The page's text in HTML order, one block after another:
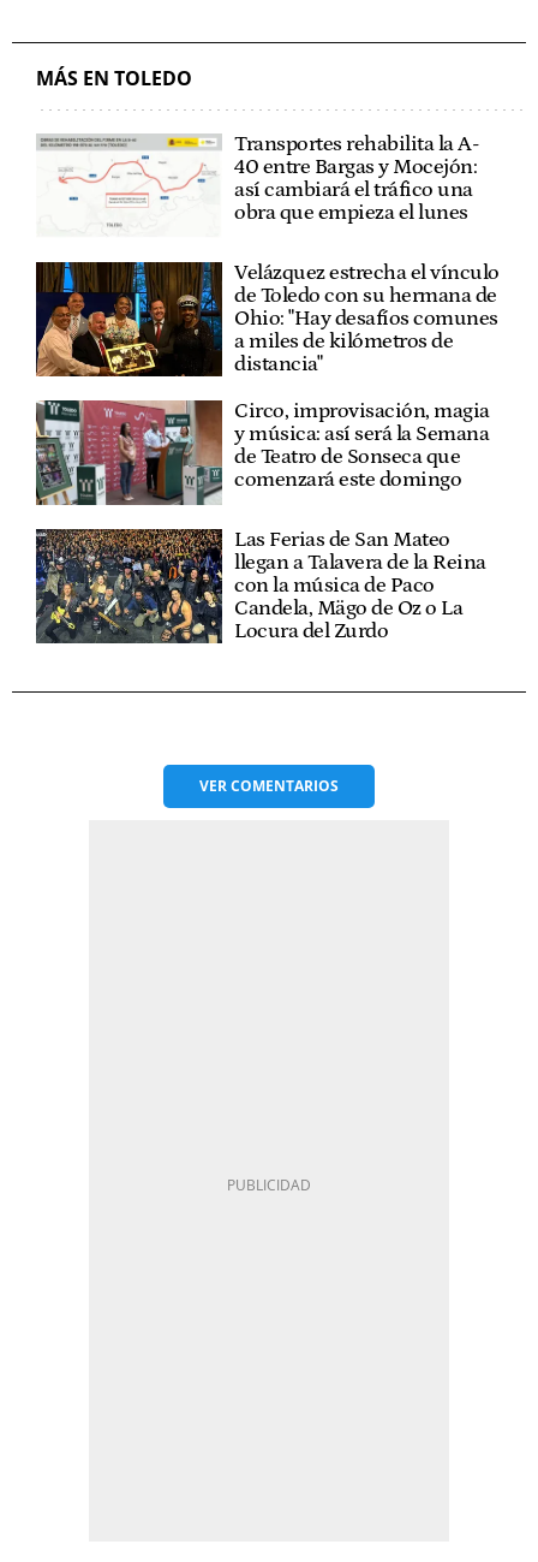
MÁS EN TOLEDO
Transportes rehabilita la A-
40 entre Bargas y Mocejón:
así cambiará el tráfico una
obra que empieza el lunes
Velázquez estrecha el vínculo
de Toledo con su hermana de
Ohio: "Hay desafíos comunes
a miles de kilómetros de
distancia"
Circo, improvisación, magia
y música: así será la Semana
de Teatro de Sonseca que
comenzará este domingo
Las Ferias de San Mateo
llegan a Talavera de la Reina
con la música de Paco
Candela, Mägo de Oz o La
Locura del Zurdo
VERCOMENTARIOS